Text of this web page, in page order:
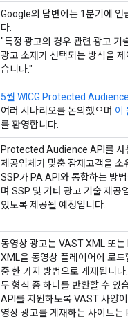
Google의 답변에는 1분기에 언급
다.
"특정 광고의 경우 관련 광고 기술
광고 소재가 선택되는 방식을 제어
습니다."
5월 WICG Protected Audience
여러 시나리오를 논의했으며 이 문
를 환영합니다.
Protected Audience API를 사용
제공업체가 맞춤 잠재고객을 소유
SSP가 PA API와 통합하는 방법
며 SSP 및 기타 광고 기술 제공업
있도록 제공될 예정입니다.
동영상 광고는 VAST XML 또는
XML을 동영상 플레이어에 로드할
중 한 가지 방법으로 게재됩니다.
두 형식 중 하나를 반환할 수 있
API를 지원하도록 VAST 사양이
영상 광고를 게재하는 사이트는